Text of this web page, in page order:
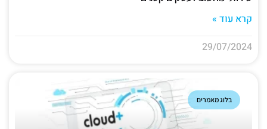
קרא עוד »
29/07/2024
בלוג מאמרים